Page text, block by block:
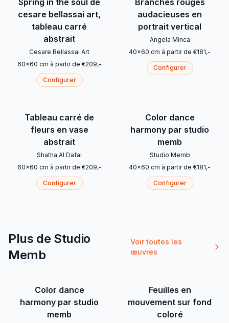
Spring in the soul de
cesare bellassai art,
tableau carré
abstrait
Cesare Bellassai Art
60x60 cm à partir de €209,-
Configurer
Branches rouges
audacieuses en
portrait vertical
Angela Minca
40x60 cm à partir de €181,-
Configurer
Tableau carré de
fleurs en vase
abstrait
Shatha Al Dafai
60x60 cm à partir de €209,-
Configurer
Color dance
harmony par studio
memb
Studio Memb
40x60 cm à partir de €181,-
Configurer
Plus de Studio
Memb
Voir toutes les
œuvres
Color dance
harmony par studio
memb
Feuilles en
mouvement sur fond
coloré